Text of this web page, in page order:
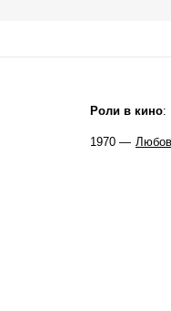
Роли в кино:
1970 —